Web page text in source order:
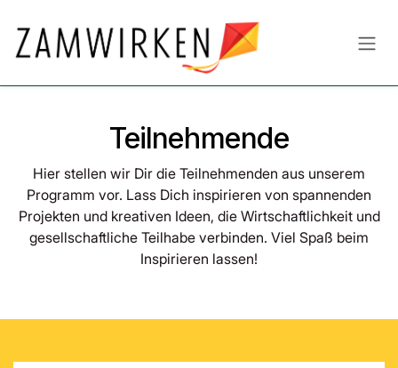
Teilnehmende
Hier stellen wir Dir die Teilnehmenden aus unserem
Programm vor. Lass Dich inspirieren von spannenden
Projekten und kreativen Ideen, die Wirtschaftlichkeit und
gesellschaftliche Teilhabe verbinden. Viel Spaß beim
Inspirieren lassen!